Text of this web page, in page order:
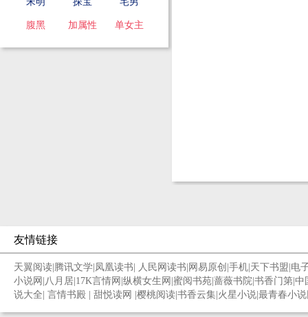
腹黑 加属性 单女主
友情链接
天翼阅读 腾讯文学 凤凰读书 人民网读书 网易原创 手机 天下书盟 电
小说网 八月居 17K言情网 纵横女生网 蜜阅书苑 蔷薇书院 书香门第 中
说大全 言情书殿 甜悦读网 樱桃阅读 书香云集 火星小说 最青春小